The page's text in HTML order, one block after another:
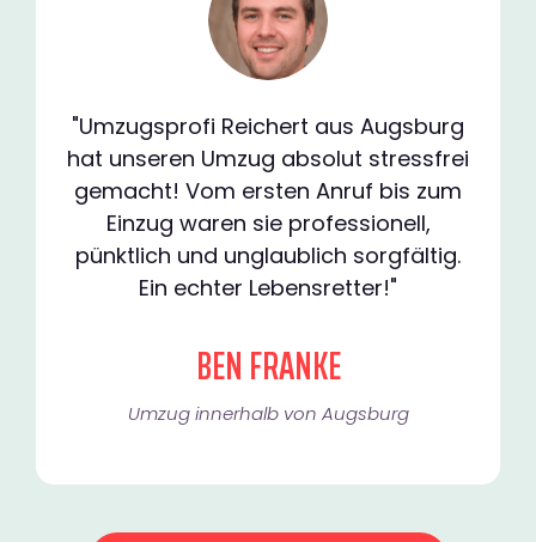
"Umzugsprofi Reichert aus Augsburg
hat unseren Umzug absolut stressfrei
gemacht! Vom ersten Anruf bis zum
Einzug waren sie professionell,
pünktlich und unglaublich sorgfältig.
Ein echter Lebensretter!"
BEN FRANKE
Umzug innerhalb von Augsburg​